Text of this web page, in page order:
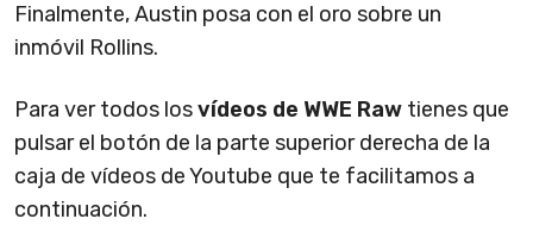
Finalmente, Austin posa con el oro sobre un
inmóvil Rollins.
Para ver todos losvídeos de WWE Raw tienes que
pulsar el botón de la parte superior derecha de la
caja de vídeos de Youtube que te facilitamos a
continuación.